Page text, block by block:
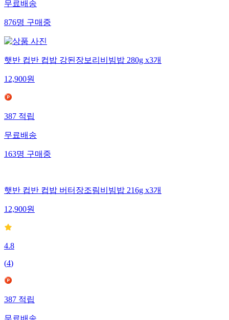
무료배송
876명구매중
햇반 컵반 컵밥 강된장보리비빔밥 280g x3개
12,900원
387적립
무료배송
163명구매중
햇반 컵반 컵밥 버터장조림비빔밥 216g x3개
12,900원
4.8
(4)
387적립